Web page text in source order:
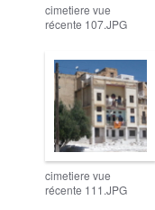
cimetiere vue
récente 107.JPG
cimetiere vue
récente 111.JPG